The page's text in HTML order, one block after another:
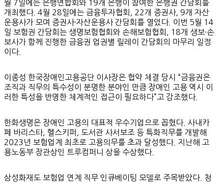
월 7일에는 은행연합회와 19개 은행이 참여한 은행권 간담회를
개최했다. 4월 28일에는 금융투자협회, 22개 증권사, 9개 자산
운용사가 모여 증권사·자산운용사 간담회를 열었다. 이번 5월 14
일 보험권 간담회는 생명보험협회와 손해보험협회, 18개 생보·손
보사가 함께 진행한 금융권 업권별 릴레이 간담회의 마무리 일정
이다.
이종성 한국장애인고용공단 이사장은 협약 체결 당시 “금융권은
조직과 직무의 특수성이 분명한 분야인 만큼 장애인 고용 역시 이
러한 특성을 반영한 체계적인 접근이 필요하다”고 강조했다.
한화생명은 장애인 고용의 대표적 우수기업으로 꼽혔다. 사내카
페 바리스타, 헬스키퍼, 도서관 사서보조 등 특화직무를 개발해
2023년 보험업계 최초로 고용의무를 초과 달성했다. 지난해 고
용노동부 장관상인 트루컴퍼니 상을 수상했다.
삼성화재도 보험업 연계 직무 인큐베이팅 모델로 주목받았다. 청